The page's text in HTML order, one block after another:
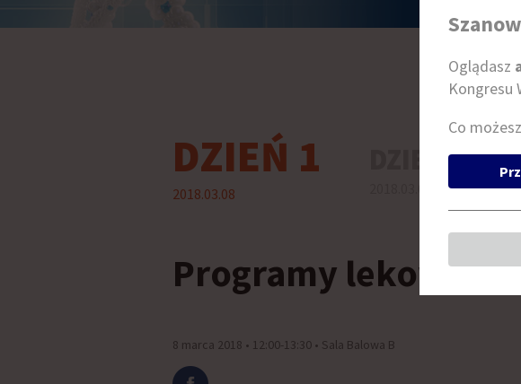
DZIEŃ 1
2018.03.08
DZIEŃ 2
Programy lekowe
8 marca 2018 • 12:00-13:30 • Sala Balowa B
Oglądasz
Kongresu
Co